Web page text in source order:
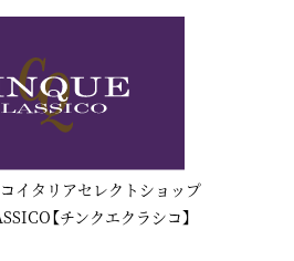
イタリアセレクトショップ
【チンクエクラシコ】